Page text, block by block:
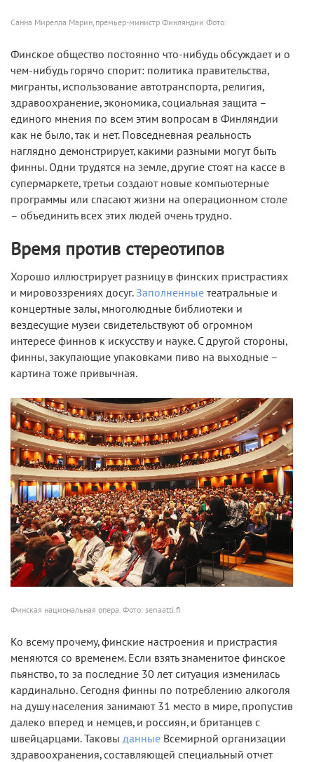
Санна Мирелла Марин, премьер-министр Финляндии Фото:
Финское общество постоянно что-нибудь обсуждает и о
чем-нибудь горячо спорит: политика правительства,
мигранты, использование автотранспорта, религия,
здравоохранение, экономика, социальная защита –
единого мнения по всем этим вопросам в Финляндии
как не было, так и нет. Повседневная реальность
наглядно демонстрирует, какими разными могут быть
финны. Одни трудятся на земле, другие стоят на кассе в
супермаркете, третьи создают новые компьютерные
программы или спасают жизни на операционном столе
– объединить всех этих людей очень трудно.
Время против стереотипов
Хорошо иллюстрирует разницу в финских пристрастиях
и мировоззрениях досуг. Заполненные театральные и
концертные залы, многолюдные библиотеки и
вездесущие музеи свидетельствуют об огромном
интересе финнов к искусству и науке. С другой стороны,
финны, закупающие упаковками пиво на выходные –
картина тоже привычная.
Финская национальная опера. Фото: senaatti.fi
Ко всему прочему, финские настроения и пристрастия
меняются со временем. Если взять знаменитое финское
пьянство, то за последние 30 лет ситуация изменилась
кардинально. Сегодня финны по потреблению алкоголя
на душу населения занимают 31 место в мире, пропустив
далеко вперед и немцев, и россиян, и британцев с
швейцарцами. Таковы данные Всемирной организации
здравоохранения, составляющей специальный отчет